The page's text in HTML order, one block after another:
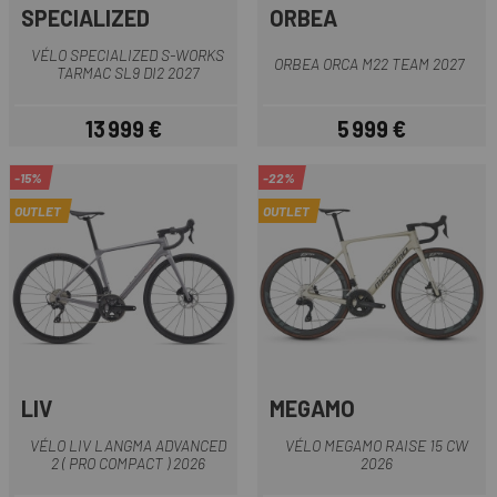
SPECIALIZED
VÉLO SPECIALIZED S-WORKS
TARMAC SL9 DI2 2027
Prix
13 999 €
ORBEA
ORBEA ORCA M22 TEAM 2027
Prix
5 999 €
-15%
OUTLET
LIV
VÉLO LIV LANGMA ADVANCED
2 ( PRO COMPACT ) 2026
-22%
OUTLET
MEGAMO
VÉLO MEGAMO RAISE 15 CW
2026